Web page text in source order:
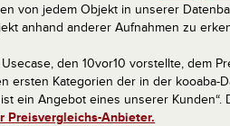
von jedem Objekt in unserer
anhand anderer Aufnahmen zu
den 10vor10 vorstellte, dem
ersten Kategorien der in der kooaba-
ein Angebot eines unserer Kunden“.
Preisvergleichs-Anbieter.